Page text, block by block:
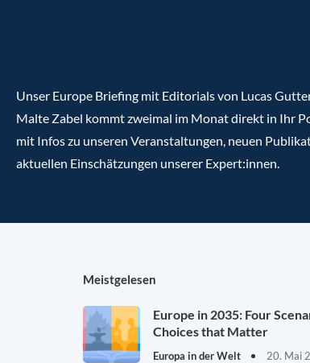
Unser Europe Briefing mit Editorials von Lucas
Malte Zabel kommt zweimal im Monat direkt in Ihr
mit Infos zu unseren Veranstaltungen, neuen
aktuellen Einschätzungen unserer Expert:innen.
Meistgelesen
Europe in 2035: Four
Choices that Matter
Europa in der Welt 20. Mai